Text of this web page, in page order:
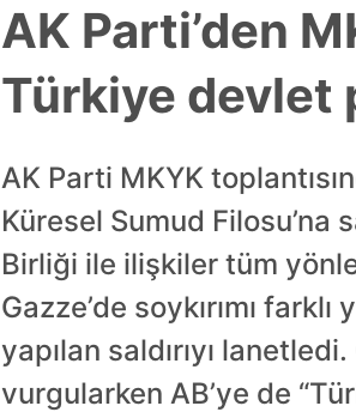
AK Parti’den
Türkiye devlet
AK Parti MKYK
Küresel Sumud Filosu’na
Birliği ile ilişkiler tüm
Gazze’de soykırımı
yapılan saldırıyı
vurgularken AB’ye de